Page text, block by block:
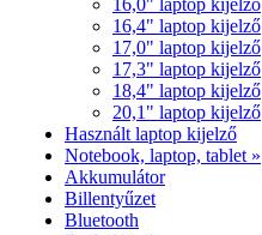
16,0" laptop kijelző
16,4" laptop kijelző
17,0" laptop kijelző
17,3" laptop kijelző
18,4" laptop kijelző
20,1" laptop kijelző
Használt laptop kijelző
Notebook, laptop, tablet »
Akkumulátor
Billentyűzet
Bluetooth